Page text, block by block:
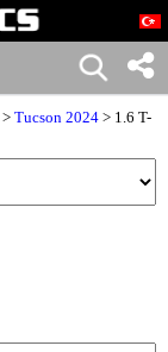
> Tucson 2024 > 1.6 T-